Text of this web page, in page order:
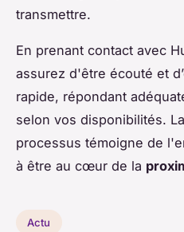
transmettre.
En prenant contact avec
assurez d'être écouté et
rapide, répondant
selon vos disponibilités.
processus témoigne de
à être au cœur de la
Actu